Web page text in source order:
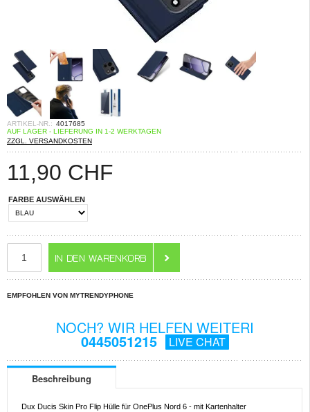
ARTIKEL-NR.: 4017685
AUF LAGER - LIEFERUNG IN 1-2 WERKTAGEN
ZZGL. VERSANDKOSTEN
11,90 CHF
FARBE AUSWÄHLEN
EMPFOHLEN VON MYTRENDYPHONE
NOCH? WIR HELFEN WEITERI
0445051215 LIVE CHAT
Beschreibung
Dux Ducis Skin Pro Flip Hülle für OnePlus Nord 6 - mit Kartenhalter